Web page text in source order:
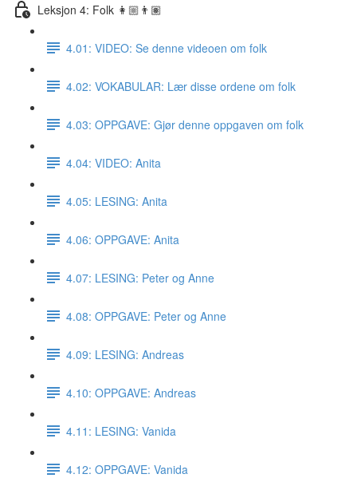
Leksjon 4: Folk 👩🏼👨🏽
4.01: VIDEO: Se denne videoen om folk
4.02: VOKABULAR: Lær disse ordene om folk
4.03: OPPGAVE: Gjør denne oppgaven om folk
4.04: VIDEO: Anita
4.05: LESING: Anita
4.06: OPPGAVE: Anita
4.07: LESING: Peter og Anne
4.08: OPPGAVE: Peter og Anne
4.09: LESING: Andreas
4.10: OPPGAVE: Andreas
4.11: LESING: Vanida
4.12: OPPGAVE: Vanida